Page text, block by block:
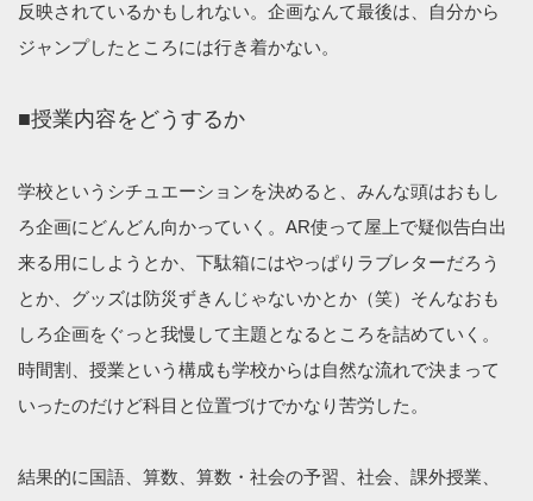
反映されているかもしれない。企画なんて最後は、自分から
ジャンプしたところには行き着かない。
■授業内容をどうするか
学校というシチュエーションを決めると、みんな頭はおもし
ろ企画にどんどん向かっていく。AR使って屋上で疑似告白出
来る用にしようとか、下駄箱にはやっぱりラブレターだろう
とか、グッズは防災ずきんじゃないかとか（笑）そんなおも
しろ企画をぐっと我慢して主題となるところを詰めていく。
時間割、授業という構成も学校からは自然な流れで決まって
いったのだけど科目と位置づけでかなり苦労した。
結果的に国語、算数、算数・社会の予習、社会、課外授業、